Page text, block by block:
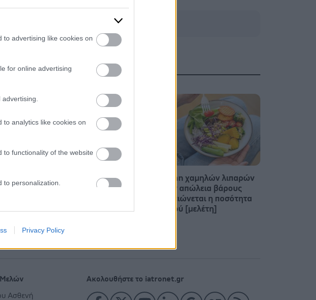
to advertising like cookies on
for online advertising
to analytics like cookies on
to functionality of the website
personalization.
security, including
Privacy Policy
Γεωργιάδης στη Ρόδο: ''Σε
χρόνο, το νοσοκομείο θα
την αντιμετώπιση των
Δίαιτα vegan χαμηλών λιπαρών
βοηθά στην απώλεια βάρους
χωρίς να μειώνεται η ποσότητα
του φαγητού [μελέτη]
Ακολουθήστε το iatronet.gr
Μελών
Ασθενή